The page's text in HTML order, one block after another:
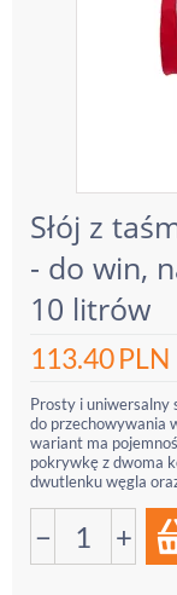
Słój z
- do win,
10 litrów
113.40PLN
Prosty i uniwersalny
do przechowywania
wariant ma
pokrywkę z dwoma
dwutlenku węgla
− +